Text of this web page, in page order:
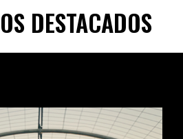
DESTACADOS